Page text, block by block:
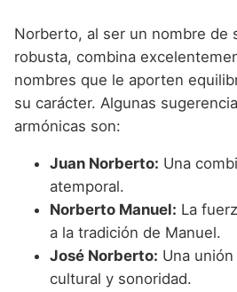
Norberto, al ser un nombre de
robusta, combina
nombres que le aporten
su carácter. Algunas
armónicas son:
Juan Norberto: Una
atemporal.
Norberto Manuel: La
a la tradición de Manuel.
José Norberto: Una
cultural y sonoridad.